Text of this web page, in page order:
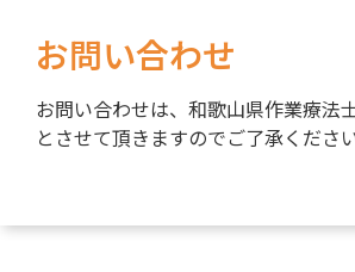
お問い合わせ
お問い合わせは、和歌山県作業療法
とさせて頂きますのでご了承ください